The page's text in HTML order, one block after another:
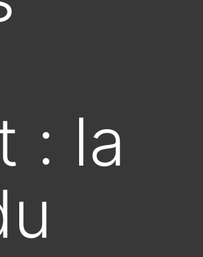
: la